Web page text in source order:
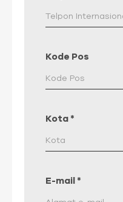
Kode Pos
Kota *
E-mail *